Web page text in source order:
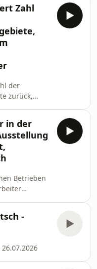
aus
Zahl
der
zurück,
in der
Betrieben
-